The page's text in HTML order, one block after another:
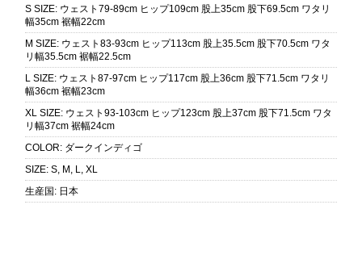
S SIZE: ウェスト79-89cm ヒップ109cm 股上35cm 股下69.5cm ワタリ
幅35cm 裾幅22cm
M SIZE: ウェスト83-93cm ヒップ113cm 股上35.5cm 股下70.5cm ワタ
リ幅35.5cm 裾幅22.5cm
L SIZE: ウェスト87-97cm ヒップ117cm 股上36cm 股下71.5cm ワタリ
幅36cm 裾幅23cm
XL SIZE: ウェスト93-103cm ヒップ123cm 股上37cm 股下71.5cm ワタ
リ幅37cm 裾幅24cm
COLOR: ダークインディゴ
SIZE: S, M, L, XL
生産国 : 日本